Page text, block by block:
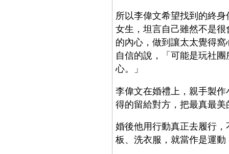
所以李偉文希望找到的終
女生，坦言自己雖然不是
的內心，做到讓太太覺得
自信的說，「可能是玩社
心。」
李偉文在婚禮上，親手製
得的留給對方，把最真最
婚後他用行動真正去履行
板、洗衣服，就當作是運